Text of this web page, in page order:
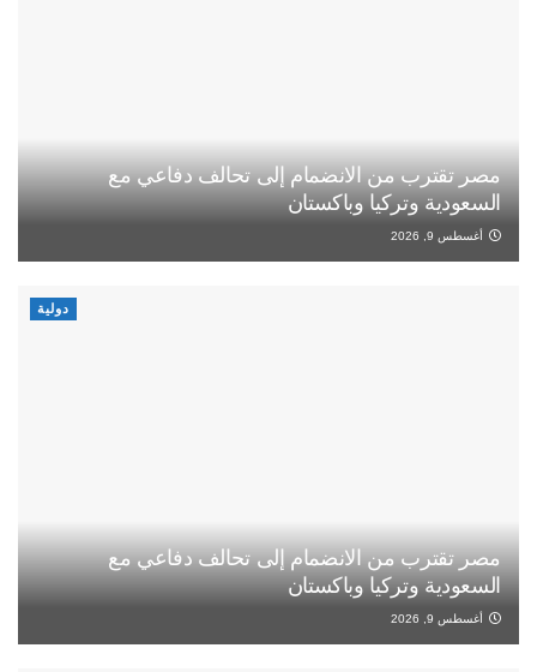
مصر تقترب من الانضمام إلى تحالف دفاعي مع
السعودية وتركيا وباكستان
أغسطس 9, 2026
دولية
مصر تقترب من الانضمام إلى تحالف دفاعي مع
السعودية وتركيا وباكستان
أغسطس 9, 2026